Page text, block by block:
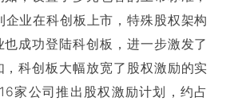
企业在科创板上市，特殊股权架构
成功登陆科创板，进一步激发了
，科创板大幅放宽了股权激励的实
家公司推出股权激励计划，约占